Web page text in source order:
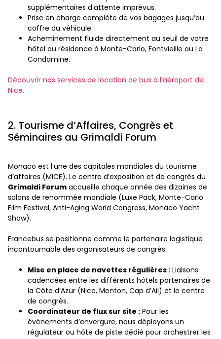
supplémentaires d’attente imprévus.
Prise en charge complète de vos bagages jusqu’au
coffre du véhicule.
Acheminement fluide directement au seuil de votre
hôtel ou résidence à Monte-Carlo, Fontvieille ou La
Condamine.
Découvrir nos services de location de bus à l’aéroport de
Nice.
2. Tourisme d’Affaires, Congrès et
Séminaires au Grimaldi Forum
Monaco est l’une des capitales mondiales du tourisme
d’affaires (MICE). Le centre d’exposition et de congrès du
Grimaldi Forum accueille chaque année des dizaines de
salons de renommée mondiale (Luxe Pack, Monte-Carlo
Film Festival, Anti-Aging World Congress, Monaco Yacht
Show).
Francebus se positionne comme le partenaire logistique
incontournable des organisateurs de congrès :
Mise en place de navettes régulières : Liaisons
cadencées entre les différents hôtels partenaires de
la Côte d’Azur (Nice, Menton, Cap d’Ail) et le centre
de congrès.
Coordinateur de flux sur site : Pour les
événements d’envergure, nous déployons un
régulateur ou hôte de piste dédié pour orchestrer les